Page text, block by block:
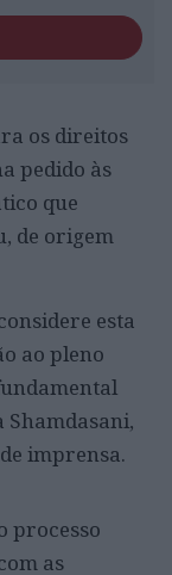
os direitos
pedido às
que
de origem
esta
ao pleno
Shamdasani,
imprensa.
processo
as